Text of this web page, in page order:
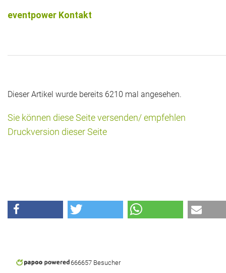
eventpower Kontakt
Dieser Artikel wurde bereits 6210 mal angesehen.
Sie können diese Seite versenden/ empfehlen
Druckversion dieser Seite
666657 Besucher